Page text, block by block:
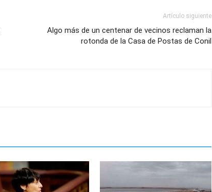
Artículo siguiente
Algo más de un centenar de vecinos reclaman la
rotonda de la Casa de Postas de Conil